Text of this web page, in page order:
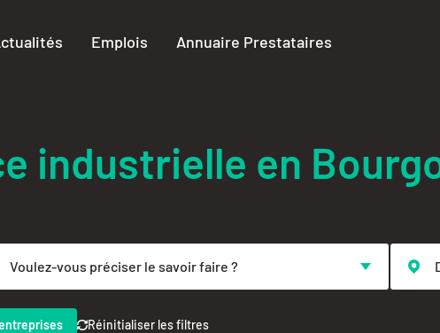
Emplois Annuaire Prestataires
industrielle en
Réinitialiser les filtres